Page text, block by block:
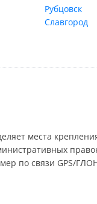
Рубцовск
Славгород
места
по связи GPS/